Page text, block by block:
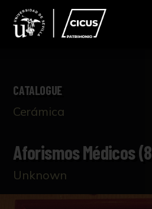
CATALOGUE
Cerámica
Aforismos Médicos
Unknown